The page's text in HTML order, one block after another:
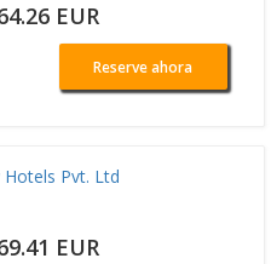
EUR
Reserve ahora
Pvt. Ltd
EUR